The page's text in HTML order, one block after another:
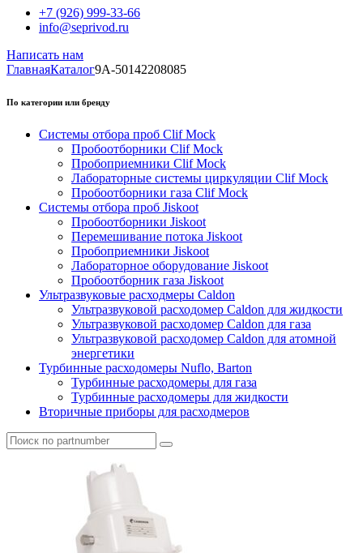
+7 (926) 999-33-66
info@seprivod.ru
Написать нам
ГлавнаяКаталог9A-50142208085
По категории или бренду
Системы отбора проб Clif Mock
Пробоотборники Clif Mock
Пробоприемники Clif Mock
Лабораторные системы циркуляции Clif Mock
Пробоотборники газа Clif Mock
Системы отбора проб Jiskoot
Пробоотборники Jiskoot
Перемешивание потока Jiskoot
Пробоприемники Jiskoot
Лабораторное оборудование Jiskoot
Пробоотборник газа Jiskoot
Ультразвуковые расходмеры Caldon
Ультразвуковой расходомер Caldon для жидкости
Ультразвуковой расходомер Caldon для газа
Ультразвуковой расходомер Caldon для атомной
энергетики
Турбинные расходомеры Nuflo, Barton
Турбинные расходомеры для газа
Турбинные расходомеры для жидкости
Вторичные приборы для расходмеров